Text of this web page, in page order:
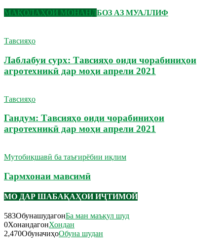
МАҚОЛАҲОИ МОНАНДБОЗ АЗ МУАЛЛИФ
Тавсияҳо
Лаблабуи сурх: Тавсияҳо оиди чорабиниҳои
агротехникӣ дар моҳи апрели 2021
Тавсияҳо
Гандум: Тавсияҳо оиди чорабиниҳои
агротехникӣ дар моҳи апрели 2021
Мутобиқшавӣ ба таъғирёбии иқлим
Гармхонаи мавсимӣ
МО ДАР ШАБАҚАҲОИ ИҶТИМОӢ
583ОбунашудагонБа ман маъқул шуд
0ХонандагонХондан
2,470ОбуначиҳоОбуна шудан